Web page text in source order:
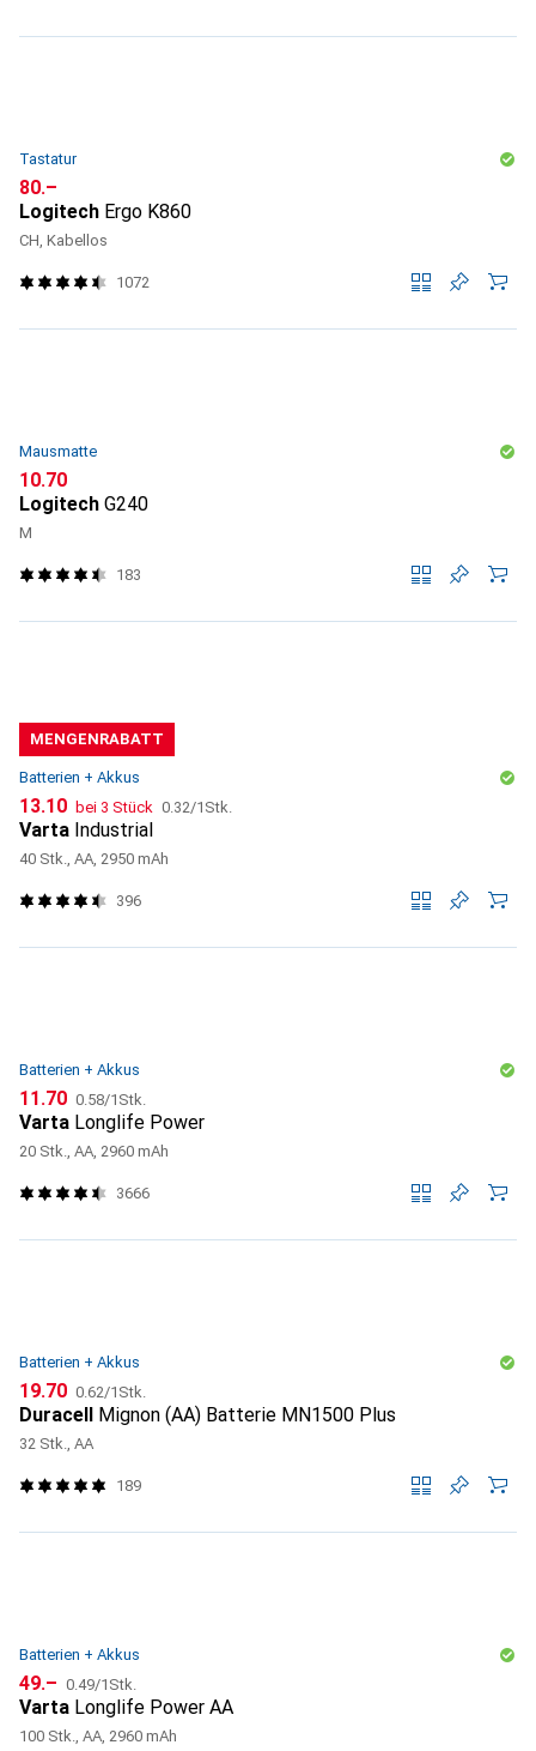
Tastatur
CHF
80.–
Logitech Ergo K860
CH, Kabellos
1072
Mausmatte
CHF
10.70
Logitech G240
M
183
MENGENRABATT
Batterien + Akkus
CHF
13.10 bei 3 Stück CHF
0.32/1Stk.
Varta Industrial
40 Stk., AA, 2950 mAh
396
Batterien + Akkus
CHF
11.70 CHF
0.58/1Stk.
Varta Longlife Power
20 Stk., AA, 2960 mAh
3666
Batterien + Akkus
CHF
19.70 CHF
0.62/1Stk.
Duracell Mignon (AA) Batterie MN1500 Plus
32 Stk., AA
189
Batterien + Akkus
CHF
49.– CHF
0.49/1Stk.
Varta Longlife Power AA
100 Stk., AA, 2960 mAh